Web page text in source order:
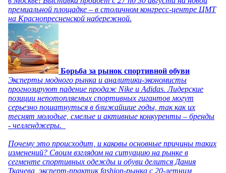
премиальной площадке – в столичном конгресс-центре ЦМТ
на Краснопресненской набережной.
Борьба за рынок спортивной обуви
Эксперты модного рынка и аналитики-экономисты
прогнозируют падение продаж Nike и Adidas. Лидерские
позиции непотопляемых спортивных гигантов могут
серьезно пошатнуться в ближайшие годы, так как их
теснят молодые, смелые и активные конкуренты – бренды
- челленджеры.
Почему это происходит, и каковы основные причины таких
изменений? Своим взглядом на ситуацию на рынке в
сегменте спортивных одежды и обуви делится Дания
Ткачева, эксперт-практик fashion-рынка с 20-летним